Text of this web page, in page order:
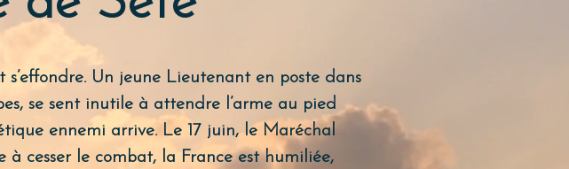
s’effondre. Un jeune Lieutenant en poste dans
se sent inutile à attendre l’arme au pied
ennemi arrive. Le 17 juin, le Maréchal
à cesser le combat, la France est humiliée,